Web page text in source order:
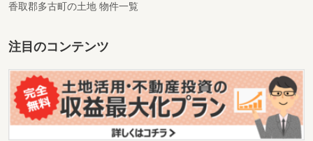
香取郡多古町の土地 物件一覧
注目のコンテンツ